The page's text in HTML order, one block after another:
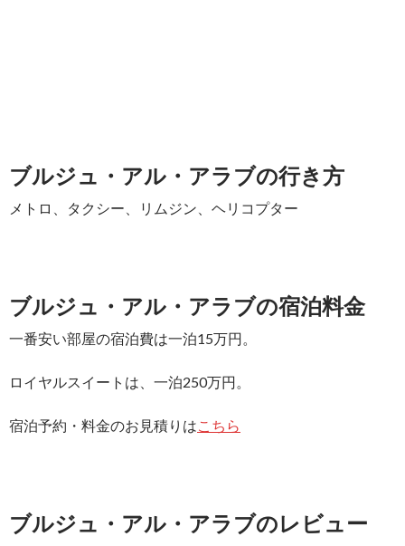
ブルジュ・アル・アラブの行き方
メトロ、タクシー、リムジン、ヘリコプター
ブルジュ・アル・アラブの宿泊料金
一番安い部屋の宿泊費は一泊15万円。
ロイヤルスイートは、一泊250万円。
宿泊予約・料金のお見積りはこちら
ブルジュ・アル・アラブのレビュー